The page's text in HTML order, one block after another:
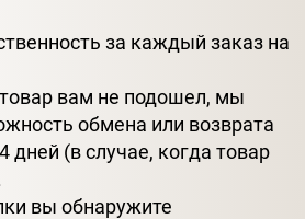
за каждый заказ на
вам не подошел, мы
обмена или возврата
дней (в случае, когда товар
вы обнаружите